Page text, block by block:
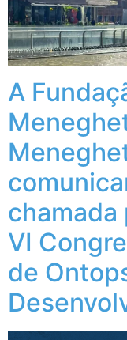
A
chamada
VI
de